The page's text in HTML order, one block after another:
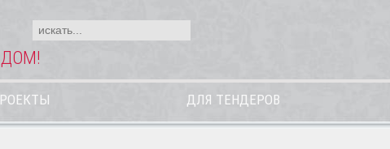
ДЛЯ ТЕНДЕРОВ